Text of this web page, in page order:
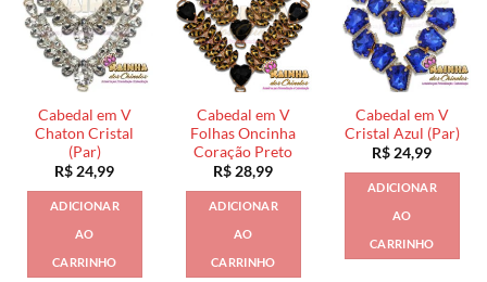
Cabedal em V
Chaton Cristal
(Par)
R$ 24,99
ADICIONAR
AO
CARRINHO
Cabedal em V
Folhas Oncinha
Coração Preto
R$ 28,99
ADICIONAR
AO
CARRINHO
Cabedal em V
Cristal Azul (Par)
R$ 24,99
ADICIONAR
AO
CARRINHO